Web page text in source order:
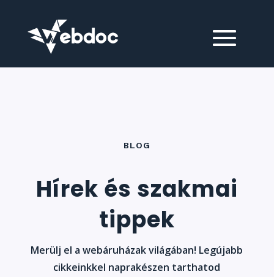
BLOG
Hírek és szakmai
tippek
Merülj el a webáruházak világában! Legújabb
cikkeinkkel naprakészen tarthatod